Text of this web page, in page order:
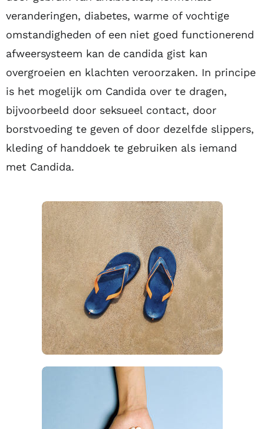
veranderingen, diabetes, warme of vochtige
omstandigheden of een niet goed functionerend
afweersysteem kan de candida gist kan
overgroeien en klachten veroorzaken. In principe
is het mogelijk om Candida over te dragen,
bijvoorbeeld door seksueel contact, door
borstvoeding te geven of door dezelfde slippers,
kleding of handdoek te gebruiken als iemand
met Candida.